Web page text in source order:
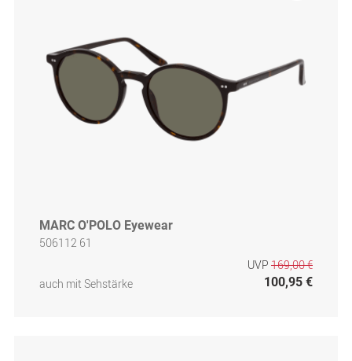
MARC O'POLO Eyewear
506112 61
auch mit Sehstärke
UVP 169,00 €
100,95 €